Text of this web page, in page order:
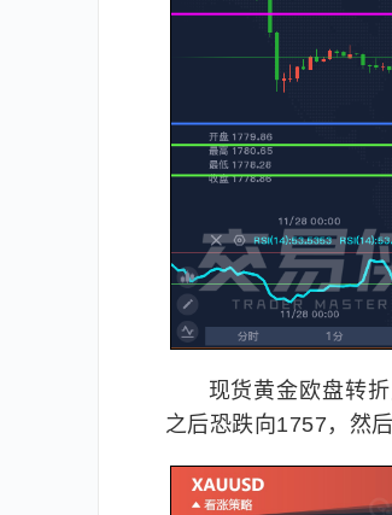
现货黄金欧盘转
之后恐跌向1757，然